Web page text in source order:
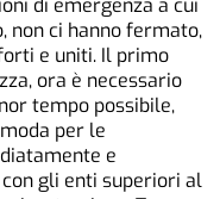
di emergenza a cui
non ci hanno fermato,
e uniti. Il primo
ora è necessario
tempo possibile,
per le
e
gli enti superiori al